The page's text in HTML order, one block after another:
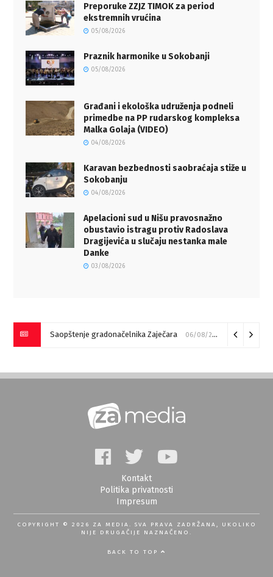
Preporuke ZZJZ TIMOK za period
ekstremnih vrućina
05/08/2026
Praznik harmonike u Sokobanji
05/08/2026
Građani i ekološka udruženja podneli
primedbe na PP rudarskog kompleksa
Malka Golaja (VIDEO)
04/08/2026
Karavan bezbednosti saobraćaja stiže u
Sokobanju
04/08/2026
Apelacioni sud u Nišu pravosnažno
obustavio istragu protiv Radoslava
Dragijevića u slučaju nestanka male
Danke
03/08/2026
Saopštenje gradonačelnika Zaječara 06/08/2026
Kontakt
Politika privatnosti
Impresum
COPYRIGHT © 2026 ZA MEDIA. SVA PRAVA ZADRŽANA, UKOLIKO
NIJE DRUGAČIJE NAZNAČENO.
BACK TO TOP